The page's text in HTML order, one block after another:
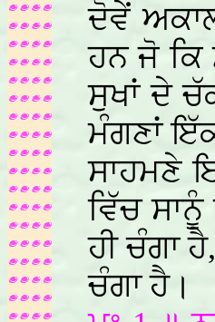
ਦੋਵੇਂ
ਹਨ ਜੋ
ਸੁਖਾਂ ਦੇ
ਮੰਗਣਾਂ
ਸਾਹਮਣੇ
ਵਿੱਚ
ਹੀ ਚੰਗਾ
ਚੰਗਾ ਹੈ।